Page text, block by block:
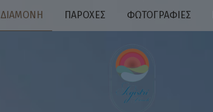
ΔΙΑΜΟΝΉ ΠΑΡΟΧΈΣ ΦΩΤΟΓΡΑΦΊΕΣ